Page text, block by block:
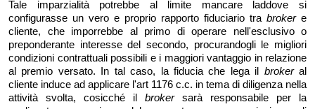
Tale imparzialità potrebbe al limite mancare laddove si
configurasse un vero e proprio rapporto fiduciario tra brokere
cliente, che imporrebbe al primo di operare nell'esclusivo o
preponderante interesse del secondo, procurandogli le migliori
condizioni contrattuali possibili e i maggiori vantaggio in relazione
al premio versato. In tal caso, la fiducia che lega il brokeral
cliente induce ad applicare l'art 1176 c.c. in tema di diligenza nella
attività svolta, cosicché il broker sarà responsabile per la